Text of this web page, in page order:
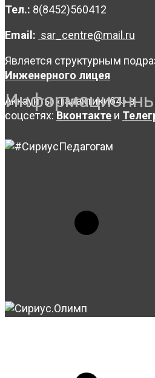
Тел.: 8(8452)560412
Email: sar_centre@mail.ru
Является структурным
Инженерного лицея
Аккаунты «Галактики64» в
соцсетях: Вконтакте и